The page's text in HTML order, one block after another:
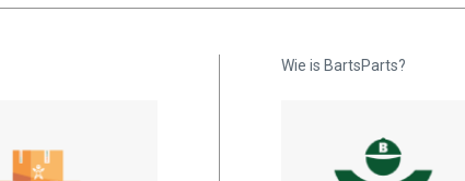
Wie is BartsParts?